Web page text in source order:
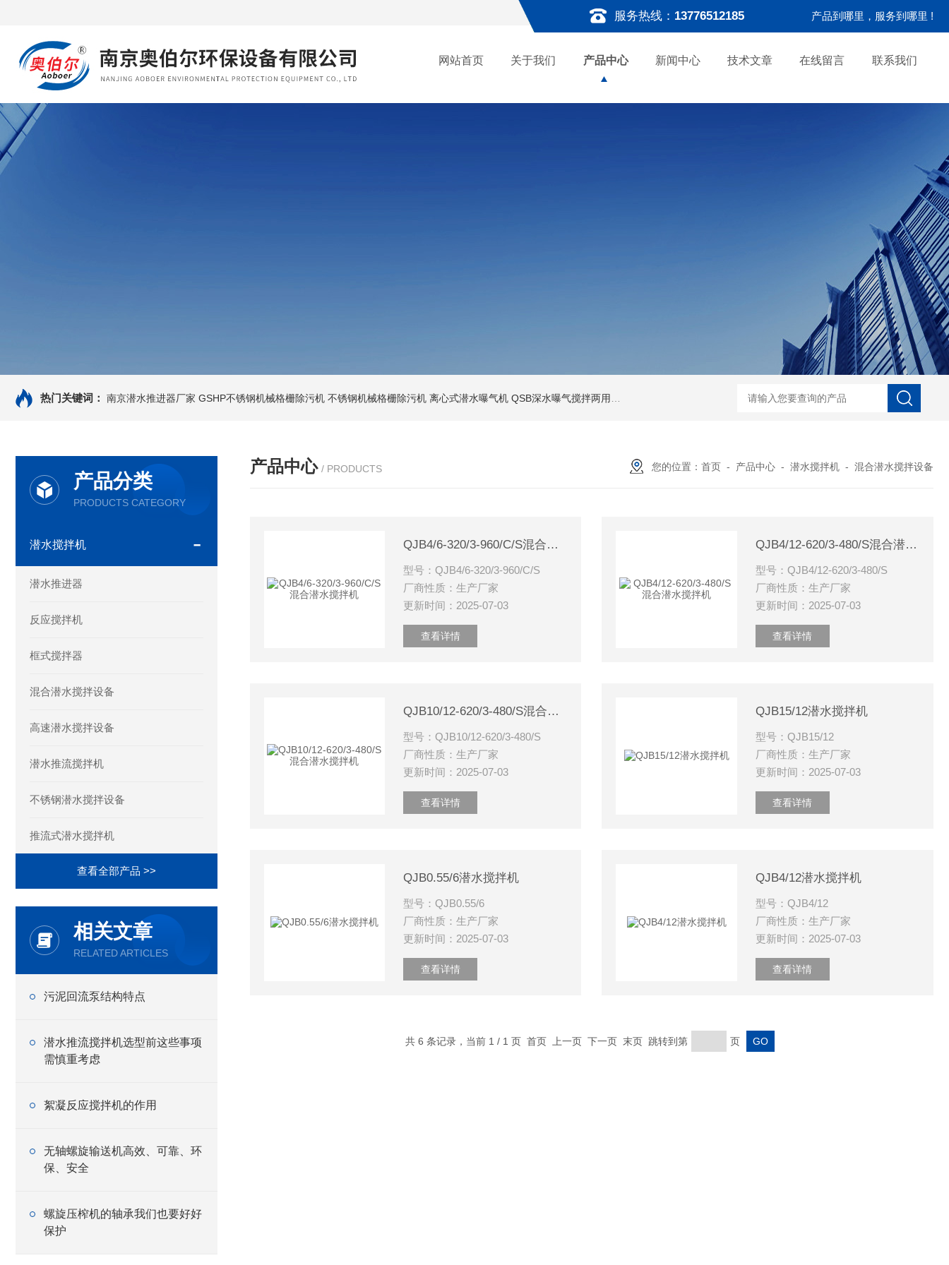
服务热线： 13776512185 产品到哪里，服务到哪里 !
网站首页 关于我们 产品中心 新闻中心 技术文章 在线留言 联系我们
热门关键词： 南京潜水推进器厂家 GSHP不锈钢机械格栅除污机 不锈钢机械格栅除污机 离心式潜水曝气机 QSB深水曝气搅拌两用机 絮凝反应搅拌机-潜水搅拌机 JBK型框式搅拌器-潜水搅拌
产品分类
PRODUCTS CATEGORY
潜水搅拌机
潜水推进器
反应搅拌机
框式搅拌器
混合潜水搅拌设备
高速潜水搅拌设备
潜水推流搅拌机
不锈钢潜水搅拌设备
推流式潜水搅拌机
查看全部产品 >>
相关文章
RELATED ARTICLES
污泥回流泵结构特点
潜水推流搅拌机选型前这些事项
需慎重考虑
絮凝反应搅拌机的作用
无轴螺旋输送机高效、可靠、环
保、安全
螺旋压榨机的轴承我们也要好好
保护
产品中心 / PRODUCTS 您的位置： 首页 - 产品中心 - 潜水搅拌机 - 混合潜水搅拌设备
QJB4/6-320/3-960/C/S混合潜水搅拌机
型号：QJB4/6-320/3-960/C/S
厂商性质：生产厂家
更新时间：2025-07-03
查看详情
QJB4/12-620/3-480/S混合潜水搅拌机
型号：QJB4/12-620/3-480/S
厂商性质：生产厂家
更新时间：2025-07-03
查看详情
QJB10/12-620/3-480/S混合潜水搅拌机
型号：QJB10/12-620/3-480/S
厂商性质：生产厂家
更新时间：2025-07-03
查看详情
QJB15/12潜水搅拌机
型号：QJB15/12
厂商性质：生产厂家
更新时间：2025-07-03
查看详情
QJB0.55/6潜水搅拌机
型号：QJB0.55/6
厂商性质：生产厂家
更新时间：2025-07-03
查看详情
QJB4/12潜水搅拌机
型号：QJB4/12
厂商性质：生产厂家
更新时间：2025-07-03
查看详情
共 6 条记录，当前 1 / 1 页 首页 上一页 下一页 末页 跳转到第 页